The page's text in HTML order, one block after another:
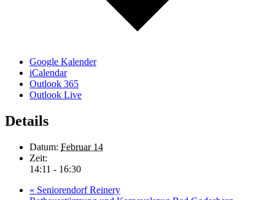
Google Kalender
iCalendar
Outlook 365
Outlook Live
Details
Datum: Februar 14
Zeit:
14:11 - 16:30
« Seniorendorf Reinery